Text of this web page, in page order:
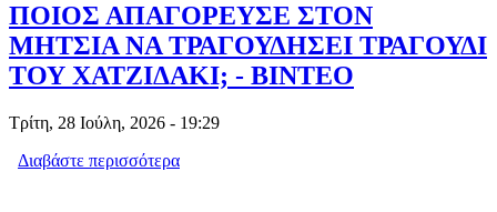
ΠΟΙΟΣ ΑΠΑΓΟΡΕΥΣΕ ΣΤΟΝ
ΜΗΤΣΙΑ ΝΑ ΤΡΑΓΟΥΔΗΣΕΙ ΤΡΑΓΟΥΔΙ
ΤΟΥ ΧΑΤΖΙΔΑΚΙ; - ΒΙΝΤΕΟ
Τρίτη, 28 Ιούλη, 2026 - 19:29
Διαβάστε περισσότερα